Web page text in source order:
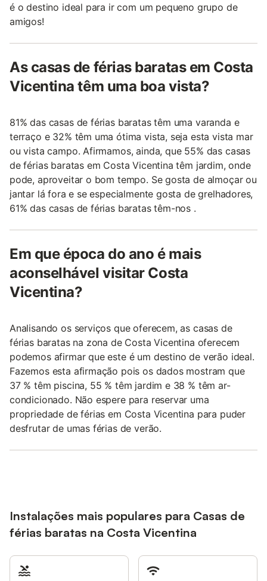
é o destino ideal para ir com um pequeno grupo de
amigos!
As casas de férias baratas em Costa
Vicentina têm uma boa vista?
81% das casas de férias baratas têm uma varanda e
terraço e 32% têm uma ótima vista, seja esta vista mar
ou vista campo. Afirmamos, ainda, que 55% das casas
de férias baratas em Costa Vicentina têm jardim, onde
pode, aproveitar o bom tempo. Se gosta de almoçar ou
jantar lá fora e se especialmente gosta de grelhadores,
61% das casas de férias baratas têm-nos .
Em que época do ano é mais
aconselhável visitar Costa
Vicentina?
Analisando os serviços que oferecem, as casas de
férias baratas na zona de Costa Vicentina oferecem
podemos afirmar que este é um destino de verão ideal.
Fazemos esta afirmação pois os dados mostram que
37 % têm piscina, 55 % têm jardim e 38 % têm ar-
condicionado. Não espere para reservar uma
propriedade de férias em Costa Vicentina para puder
desfrutar de umas férias de verão.
Instalações mais populares para Casas de
férias baratas na Costa Vicentina